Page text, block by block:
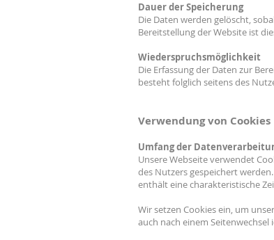
Dauer der Speicherung
Die Daten werden gelöscht,
Bereitstellung der Website ist
Wiederspruchsmöglichkeit
Die Erfassung der Daten zur
besteht folglich seitens des
Verwendung von Cookies
Umfang der
Unsere Webseite verwendet
des Nutzers gespeichert
enthält eine charakteristische
Wir setzen Cookies ein, um
auch nach einem